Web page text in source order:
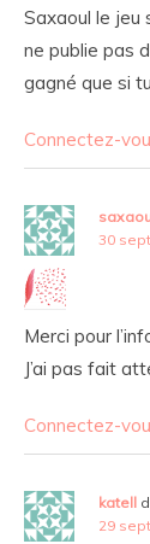
Saxaoul le jeu
ne publie pas
gagné que si
Connectez-
30
Merci pour
J’ai pas fait
Connectez-
katell
29